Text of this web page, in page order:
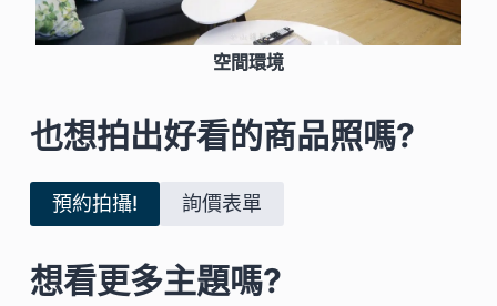
空間環境
也想拍出好看的商品照嗎?
預約拍攝! 詢價表單
想看更多主題嗎?